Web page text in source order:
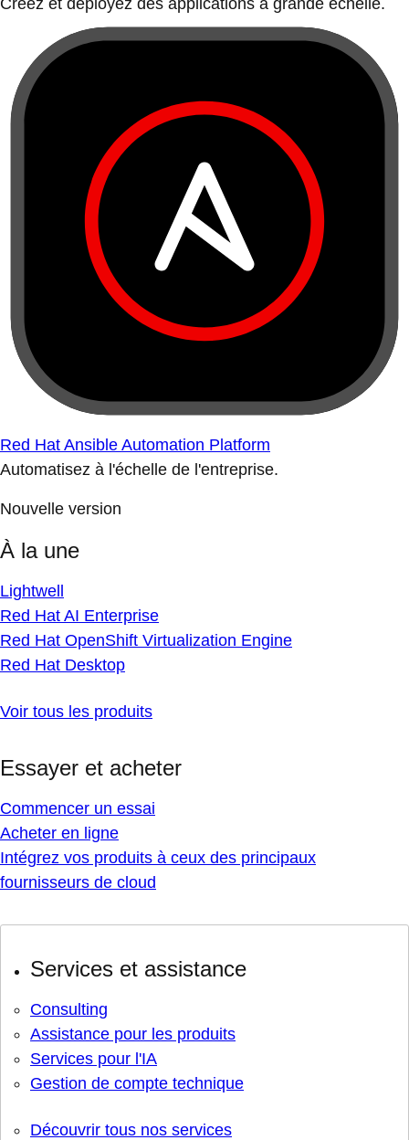
Créez et déployez des applications à grande échelle.
Red Hat Ansible Automation Platform
Automatisez à l'échelle de l'entreprise.
Nouvelle version
À la une
Lightwell
Red Hat AI Enterprise
Red Hat OpenShift Virtualization Engine
Red Hat Desktop
Voir tous les produits
Essayer et acheter
Commencer un essai
Acheter en ligne
Intégrez vos produits à ceux des principaux
fournisseurs de cloud
Services et assistance
Consulting
Assistance pour les produits
Services pour l'IA
Gestion de compte technique
Découvrir tous nos services